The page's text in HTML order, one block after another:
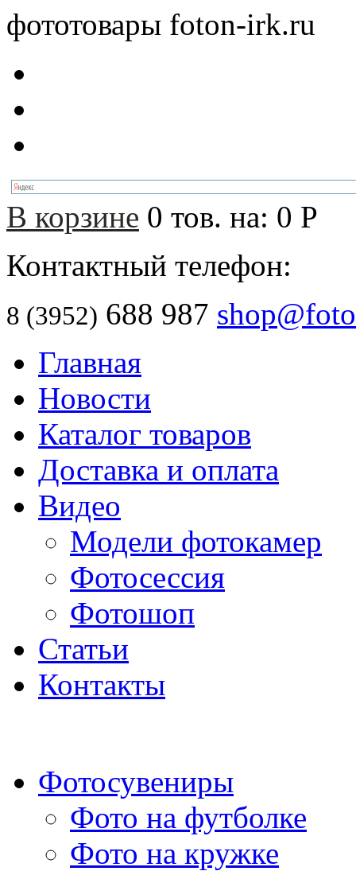
фототовары foton-irk.ru
В корзине 0 тов. на: 0 Р
Контактный телефон:
8 (3952) 688 987
Главная
Новости
Каталог товаров
Доставка и оплата
Видео
Модели фотокамер
Фотосессия
Фотошоп
Статьи
Контакты
Фотосувениры
Фото на футболке
Фото на кружке